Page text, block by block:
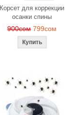
Корсет для коррекции
осанки спины
900сом 799сом